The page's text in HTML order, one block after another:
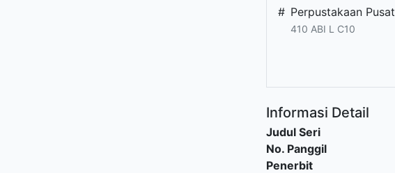
# Perpustakaan Pusat
410 ABI L C10
Informasi Detail
Judul Seri
No. Panggil
Penerbit